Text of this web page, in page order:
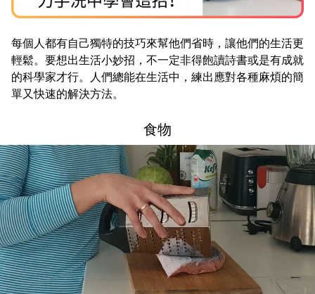
每個人都有自己獨特的技巧來幫他們省時，讓他們的生活更
輕鬆。要想出生活小妙招，不一定非得飽讀詩書或是有成就
的科學家才行。人們總能在生活中，練出應對各種麻煩的簡
單又快速的解決方法。
食物